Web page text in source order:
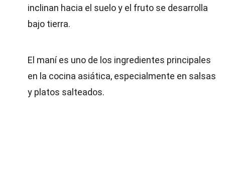
inclinan hacia el suelo y el fruto se desarrolla
bajo tierra.
El maní es uno de los ingredientes principales
en la cocina asiática, especialmente en salsas
y platos salteados.